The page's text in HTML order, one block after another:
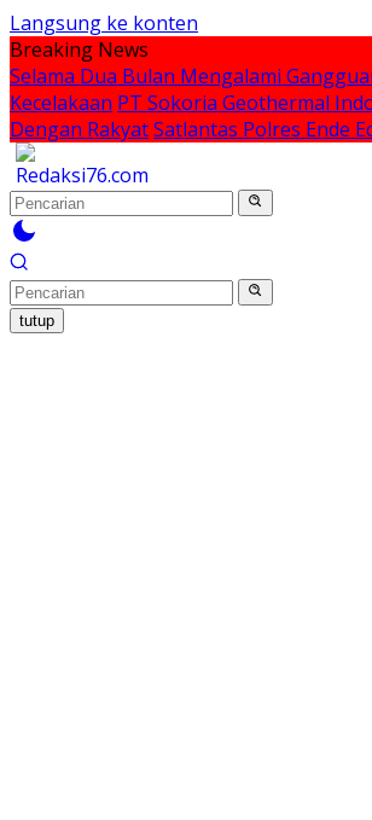
Langsung ke konten
Breaking News
Selama Dua Bulan Mengalami
Kecelakaan PT Sokoria Geothermal
Dengan RakyatSatlantas Polres Ende
tutup